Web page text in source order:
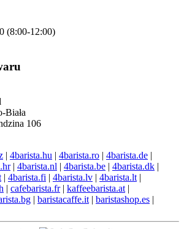
(8:00-12:00)
Biała
106
| 4barista.hu | 4barista.ro | 4barista.de |
| 4barista.nl | 4barista.be | 4barista.dk |
| 4barista.fi | 4barista.lv | 4barista.lt |
| cafebarista.fr| kaffeebarista.at |
| baristacaffe.it | baristashop.es |